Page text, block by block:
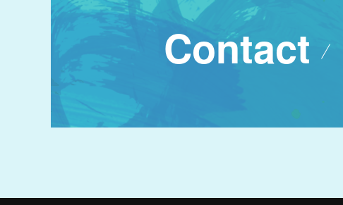
Contact